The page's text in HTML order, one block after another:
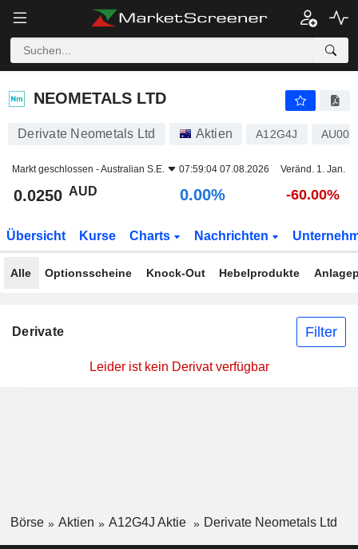
NEOMETALS LTD
NEOMETALS LTD
Derivate Neometals Ltd Aktien A12G4J
Markt geschlossen -Australian S.E. 07:59:04 07.08.2026 Veränd. 1. Jan.
0.0250 AUD 0.00% -60.00%
Übersicht Kurse Charts Nachrichten
Alle Optionsscheine Knock-Out Hebelprodukte
Derivate Filter
Leider ist kein Derivat verfügbar
Börse Aktien A12G4J Aktie Derivate Neometals Ltd